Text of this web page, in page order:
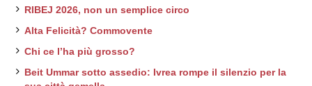
RIBEJ 2026, non un semplice circo
Alta Felicità? Commovente
Chi ce l’ha più grosso?
Beit Ummar sotto assedio: Ivrea rompe il silenzio per la